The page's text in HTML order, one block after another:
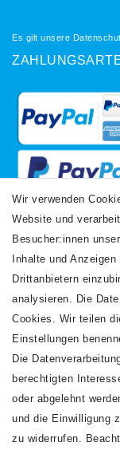
Es gilt unsere
Newsletter
Honig
Hiermit bestätige ich,
Wir verwenden
Website und
Besucher:innen
Inhalte und
Drittanbietern
analysieren. Die
Cookies. Wir teilen
Einstellungen
Die
berechtigten
oder abgelehnt
und die Einwilligung
zu widerrufen.